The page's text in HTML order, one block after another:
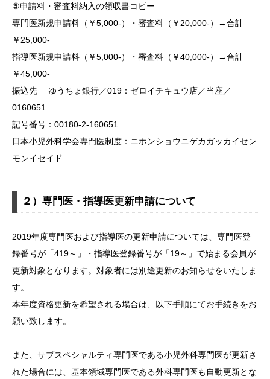
⑤申請料・審査料納入の領収書コピー
専門医新規申請料（￥5,000-）・審査料（￥20,000-）→合計
￥25,000-
指導医新規申請料（￥5,000-）・審査料（￥40,000-）→合計
￥45,000-
振込先 ゆうちょ銀行／019：ゼロイチキュウ店／当座／
0160651
記号番号：00180-2-160651
日本小児外科学会専門医制度：ニホンショウニゲカガッカイセン
モンイセイド
２）専門医・指導医更新申請について
2019年度専門医および指導医の更新申請については、専門医登
録番号が「419～」・指導医登録番号が「19～」で始まる会員が
更新対象となります。対象者には別途更新のお知らせをいたしま
す。
本年度資格更新を希望される場合は、以下手順にてお手続きをお
願い致します。
また、サブスペシャルティ専門医である小児外科専門医が更新さ
れた場合には、基本領域専門医である外科専門医も自動更新とな